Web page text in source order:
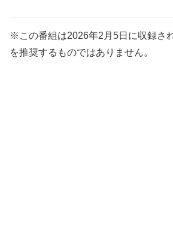
※この番組は2026年2月5日に収録さ
を推奨するものではありません。